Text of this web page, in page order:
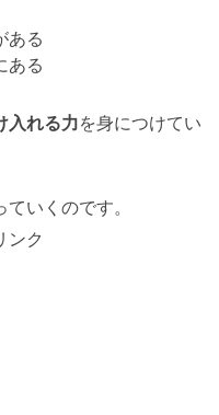
ある
ある
入れる力を身につけてい
いくのです。
ンク